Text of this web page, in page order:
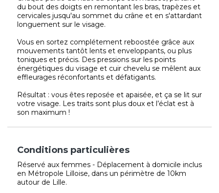
du bout des doigts en remontant les bras, trapèzes et
cervicales jusqu'au sommet du crâne et en s'attardant
longuement sur le visage.
Vous en sortez complétement reboostée grâce aux
mouvements tantôt lents et enveloppants, ou plus
toniques et précis. Des pressions sur les points
énergétiques du visage et cuir chevelu se mêlent aux
effleurages réconfortants et défatigants.
Résultat : vous êtes reposée et apaisée, et ça se lit sur
votre visage. Les traits sont plus doux et l’éclat est à
son maximum !
Conditions particulières
Réservé aux femmes - Déplacement à domicile inclus
en Métropole Lilloise, dans un périmètre de 10km
autour de Lille.